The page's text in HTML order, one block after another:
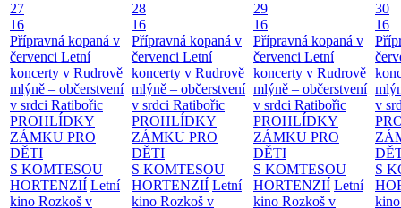
27
16
Přípravná kopaná v
červenci Letní
koncerty v Rudrově
mlýně – občerstvení
v srdci Ratibořic
PROHLÍDKY
ZÁMKU PRO
DĚTI
S KOMTESOU
HORTENZIÍ Letní
kino Rozkoš v
28
16
Přípravná kopaná v
červenci Letní
koncerty v Rudrově
mlýně – občerstvení
v srdci Ratibořic
PROHLÍDKY
ZÁMKU PRO
DĚTI
S KOMTESOU
HORTENZIÍ Letní
kino Rozkoš v
29
16
Přípravná kopaná v
červenci Letní
koncerty v Rudrově
mlýně – občerstvení
v srdci Ratibořic
PROHLÍDKY
ZÁMKU PRO
DĚTI
S KOMTESOU
HORTENZIÍ Letní
kino Rozkoš v
30
16
v
S